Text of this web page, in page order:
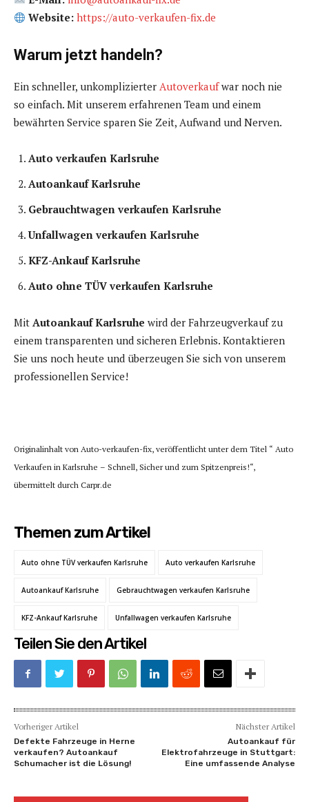
Website: https://auto-verkaufen-fix.de
Warum jetzt handeln?
Ein schneller, unkomplizierter Autoverkaufwar noch nie
so einfach. Mit unserem erfahrenen Team und einem
bewährten Service sparen Sie Zeit, Aufwand und Nerven.
Auto verkaufen Karlsruhe
Autoankauf Karlsruhe
Gebrauchtwagen verkaufen Karlsruhe
Unfallwagen verkaufen Karlsruhe
KFZ-Ankauf Karlsruhe
Auto ohne TÜV verkaufen Karlsruhe
Mit Autoankauf Karlsruhe wird der Fahrzeugverkauf zu
einem transparenten und sicheren Erlebnis. Kontaktieren
Sie uns noch heute und überzeugen Sie sich von unserem
professionellen Service!
Originalinhalt von Auto-verkaufen-fix, veröffentlicht unter dem Titel “ Auto
Verkaufen in Karlsruhe – Schnell, Sicher und zum Spitzenpreis!“,
übermittelt durch Carpr.de
Themen zum Artikel
Auto ohne TÜV verkaufen Karlsruhe Auto verkaufen Karlsruhe
Autoankauf Karlsruhe Gebrauchtwagen verkaufen Karlsruhe
KFZ-Ankauf Karlsruhe Unfallwagen verkaufen Karlsruhe
Teilen Sie den Artikel
Vorheriger Artikel
Defekte Fahrzeuge in Herne
verkaufen? Autoankauf
Schumacher ist die Lösung!
Nächster Artikel
Autoankauf für
Elektrofahrzeuge in Stuttgart:
Eine umfassende Analyse